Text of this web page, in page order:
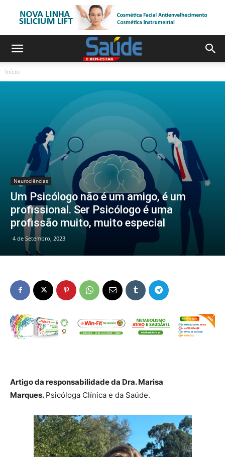
Início
Neurociências
Um Psicólogo não é um amigo, é um
profissional. Ser Psicólogo é uma
profissão muito, muito especial
4 de Setembro, 2023
Artigo da responsabilidade da Dra. Marisa
Marques. Psicóloga Clínica e da Saúde.